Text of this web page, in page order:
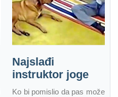
Najslađi
instruktor joge
Ko bi pomislio da pas može